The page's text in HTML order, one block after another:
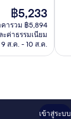
ราคา
ปัจจุบัน
คือ
฿5,233
฿5,233
คารวม ฿5,894
ค่าธรรมเนียม
9 ส.ค. - 10 ส.ค.
เข้าสู่ระบบ